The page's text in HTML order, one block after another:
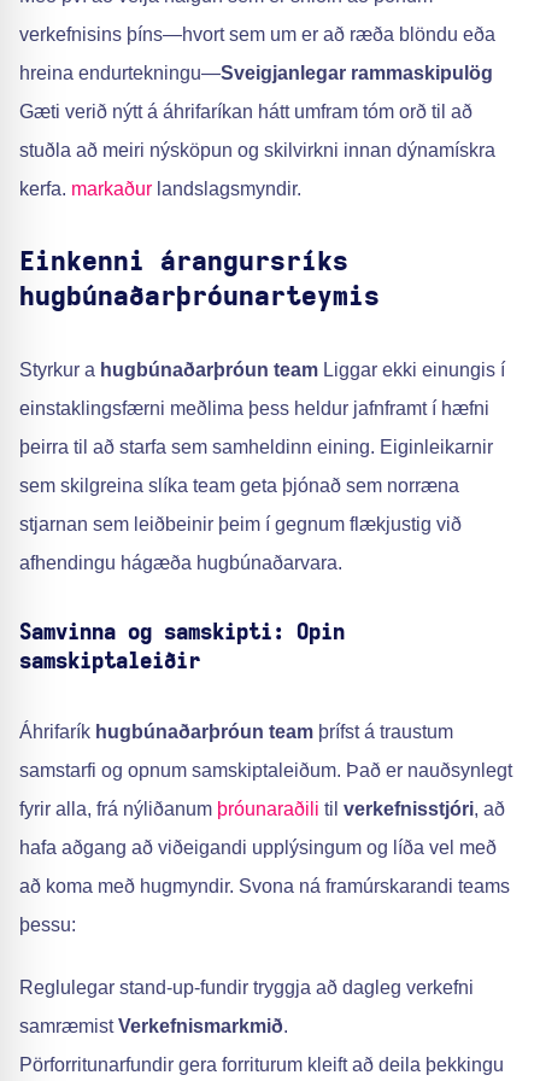
verkefnisins þíns—hvort sem um er að ræða blöndu eða
hreina endurtekningu—Sveigjanlegar rammaskipulög
Gæti verið nýtt á áhrifaríkan hátt umfram tóm orð til að
stuðla að meiri nýsköpun og skilvirkni innan dýnamískra
kerfa. markaður landslagsmyndir.
Einkenni árangursríks
hugbúnaðarþróunarteymis
Styrkur a hugbúnaðarþróun team Liggar ekki einungis í
einstaklingsfærni meðlima þess heldur jafnframt í hæfni
þeirra til að starfa sem samheldinn eining. Eiginleikarnir
sem skilgreina slíka team geta þjónað sem norræna
stjarnan sem leiðbeinir þeim í gegnum flækjustig við
afhendingu hágæða hugbúnaðarvara.
Samvinna og samskipti: Opin
samskiptaleiðir
Áhrifarík hugbúnaðarþróun team þrífst á traustum
samstarfi og opnum samskiptaleiðum. Það er nauðsynlegt
fyrir alla, frá nýliðanum þróunaraðili til verkefnisstjóri, að
hafa aðgang að viðeigandi upplýsingum og líða vel með
að koma með hugmyndir. Svona ná framúrskarandi teams
þessu:
Reglulegar stand-up-fundir tryggja að dagleg verkefni
samræmistVerkefnismarkmið.
Pörforritunarfundir gera forriturum kleift að deila þekkingu